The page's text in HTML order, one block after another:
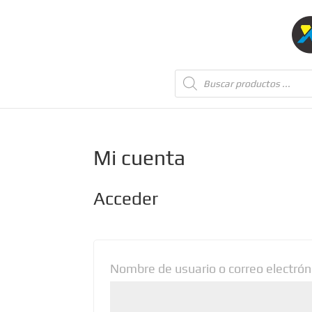
Búsqueda
de
productos
Mi cuenta
Acceder
Nombre de usuario o correo